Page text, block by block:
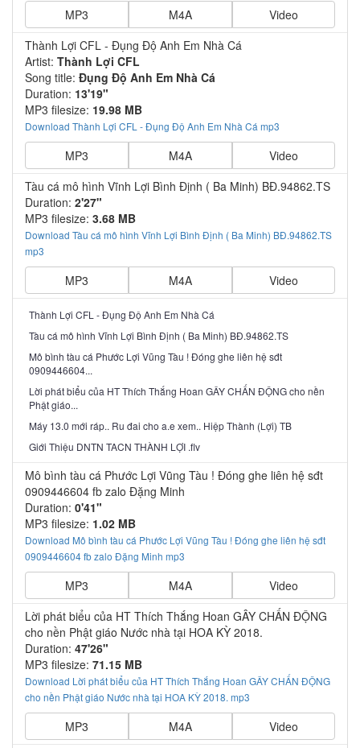
MP3 M4A
Video
Thành Lợi CFL - Đụng Độ Anh Em Nhà Cá
Artist: Thành Lợi CFL
Song title: Đụng Độ Anh Em Nhà Cá
Duration: 13'19"
MP3 filesize: 19.98 MB
Download Thành Lợi CFL - Đụng Độ Anh Em Nhà Cá mp3
MP3 M4A
Video
Tàu cá mô hình Vĩnh Lợi Bình Định ( Ba Minh) BĐ.94862.TS
Duration: 2'27"
MP3 filesize: 3.68 MB
Download Tàu cá mô hình Vĩnh Lợi Bình Định ( Ba Minh) BĐ.94862.TS
mp3
MP3 M4A Video
Thành Lợi CFL - Đụng Độ Anh Em Nhà Cá
Tàu cá mô hình Vĩnh Lợi Bình Định ( Ba Minh) BĐ.94862.TS
Mô bình tàu cá Phước Lợi Vũng Tàu ! Đóng ghe liên hệ sđt
0909446604...
Lời phát biểu của HT Thích Thắng Hoan GÂY CHẤN ĐỘNG cho nền
Phật giáo...
Máy 13.0 mới ráp.. Ru đai cho a.e xem.. Hiệp Thành (Lợi) TB
Giới Thiệu DNTN TACN THÀNH LỢI .flv
Mô bình tàu cá Phước Lợi Vũng Tàu ! Đóng ghe liên hệ sđt
0909446604 fb zalo Đặng Minh
Duration: 0'41"
MP3 filesize: 1.02 MB
Download Mô bình tàu cá Phước Lợi Vũng Tàu ! Đóng ghe liên hệ sđt
0909446604 fb zalo Đặng Minh mp3
MP3 M4A
Video
Lời phát biểu của HT Thích Thắng Hoan GÂY CHẤN ĐỘNG
cho nền Phật giáo Nước nhà tại HOA KỲ 2018.
Duration: 47'26"
MP3 filesize: 71.15 MB
Download Lời phát biểu của HT Thích Thắng Hoan GÂY CHẤN ĐỘNG
cho nền Phật giáo Nước nhà tại HOA KỲ 2018. mp3
MP3 M4A
Video